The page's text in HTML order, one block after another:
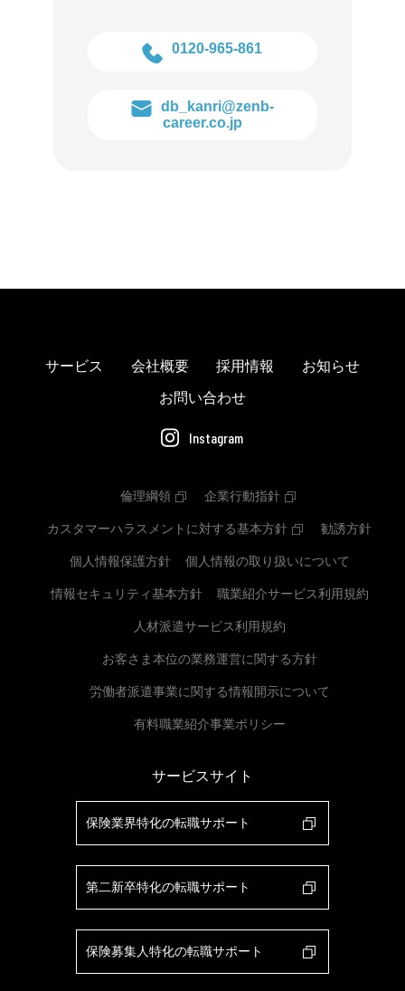
0120-965-861
db_kanri@zenb-
career.co.jp
サービスサイト
保険業界特化の転職サポート
第二新卒特化の転職サポート
保険募集人特化の転職サポート
サービス 会社概要 採用情報
お知らせ
お問い合わせ
Instagram
倫理綱領 企業行動指針
カスタマーハラスメントに対する基本方針 勧誘方針
個人情報保護方針 個人情報の取り扱いについて
情報セキュリティ基本方針 職業紹介サービス利用規約
人材派遣サービス利用規約
お客さま本位の業務運営に関する方針
労働者派遣事業に関する情報開示について
有料職業紹介事業ポリシー